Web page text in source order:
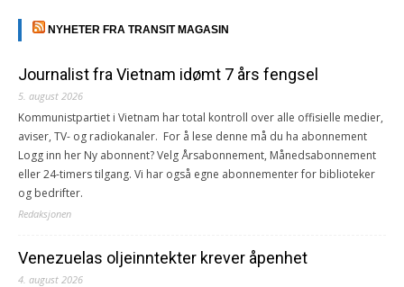
NYHETER FRA TRANSIT MAGASIN
Journalist fra Vietnam idømt 7 års fengsel
5. august 2026
Kommunistpartiet i Vietnam har total kontroll over alle offisielle medier,
aviser, TV- og radiokanaler. For å lese denne må du ha abonnement
Logg inn her Ny abonnent? Velg Årsabonnement, Månedsabonnement
eller 24-timers tilgang. Vi har også egne abonnementer for biblioteker
og bedrifter.
Redaksjonen
Venezuelas oljeinntekter krever åpenhet
4. august 2026